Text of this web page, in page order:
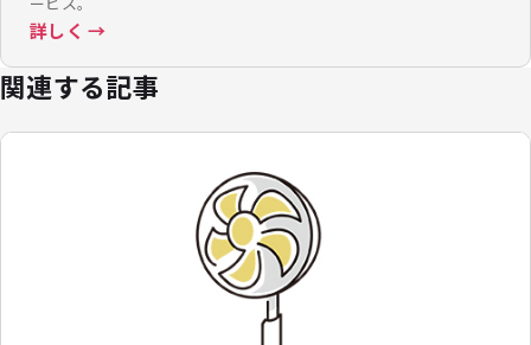
詳しく →
関連する記事